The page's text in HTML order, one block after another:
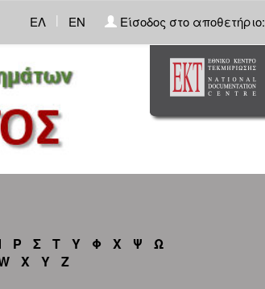
ΕΛ | EN Είσοδος στο αποθετήριο:
Ρ Σ Τ Υ Φ Χ Ψ
Ω
X Y Z